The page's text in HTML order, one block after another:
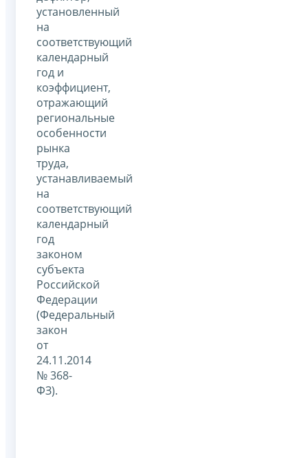
установленный
на
соответствующий
календарный
год и
коэффициент,
отражающий
региональные
особенности
рынка
труда,
устанавливаемый
на
соответствующий
календарный
год
законом
субъекта
Российской
Федерации
(Федеральный
закон
от
24.11.2014
№ 368-
ФЗ).